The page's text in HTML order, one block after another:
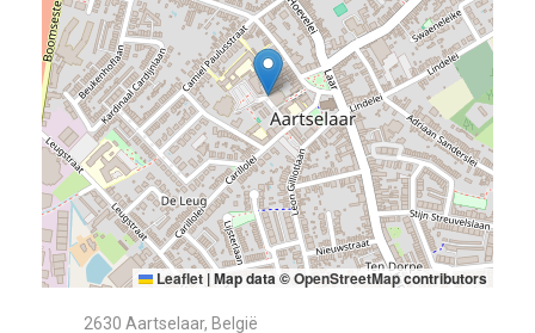
Leaflet |Map data ©OpenStreetMapcontributors
2630 Aartselaar, België